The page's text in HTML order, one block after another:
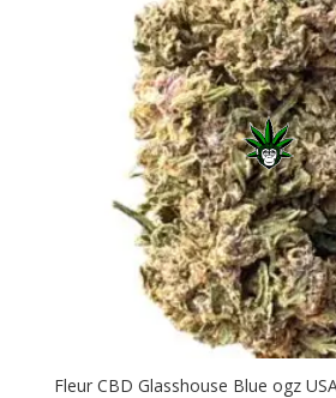
Fleur CBD Glasshouse Blue ogz